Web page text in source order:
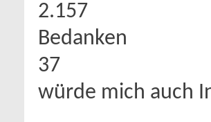
2.157
Bedanken
37
würde mich auch